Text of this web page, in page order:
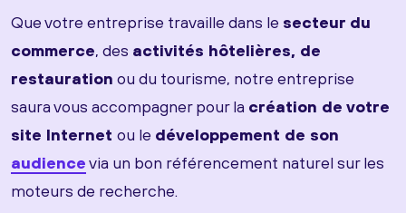
Que votre entreprise travaille dans le secteur du
commerce, des activités hôtelières, de
restauration ou du tourisme, notre entreprise
saura vous accompagner pour la création de votre
site Internet ou le développement de son
audiencevia un bon référencement naturel sur les
moteurs de recherche.